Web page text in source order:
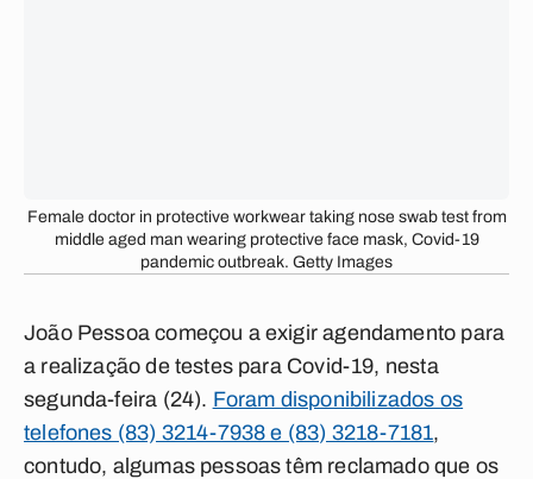
Female doctor in protective workwear taking nose swab test from
middle aged man wearing protective face mask, Covid-19
pandemic outbreak. Getty Images
João Pessoa começou a exigir agendamento para
a realização de testes para Covid-19, nesta
segunda-feira (24). Foram disponibilizados os
telefones (83) 3214-7938 e (83) 3218-7181,
contudo, algumas pessoas têm reclamado que os